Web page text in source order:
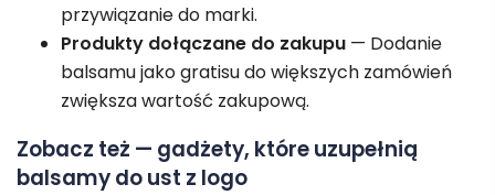
przywiązanie do marki.
Produkty dołączane do zakupu — Dodanie
balsamu jako gratisu do większych zamówień
zwiększa wartość zakupową.
Zobacz też — gadżety, które uzupełnią
balsamy do ust z logo